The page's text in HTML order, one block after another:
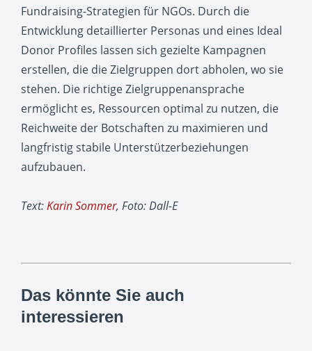
Fundraising-Strategien für NGOs. Durch die
Entwicklung detaillierter Personas und eines Ideal
Donor Profiles lassen sich gezielte Kampagnen
erstellen, die die Zielgruppen dort abholen, wo sie
stehen. Die richtige Zielgruppenansprache
ermöglicht es, Ressourcen optimal zu nutzen, die
Reichweite der Botschaften zu maximieren und
langfristig stabile Unterstützerbeziehungen
aufzubauen.
Text:Karin Sommer, Foto:Dall-E
Das könnte Sie auch
interessieren